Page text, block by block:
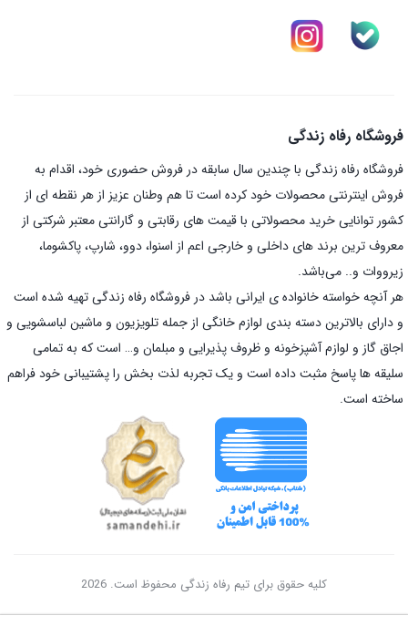
فروشگاه رفاه زندگی
فروشگاه رفاه زندگی با چندین سال سابقه در فروش حضوری خود، اقدام به
فروش اینترنتی محصولات خود کرده است تا هم وطنان عزیز از هر نقطه ای از
کشور توانایی خرید محصولاتی با قیمت های رقابتی و گارانتی معتبر شرکتی از
معروف ترین برند های داخلی و خارجی اعم از اسنوا، دوو، شارپ، پاکشوما،
زیرووات و.. می‌باشد.
هر آنچه خواسته خانواده ی ایرانی باشد در فروشگاه رفاه زندگی تهیه شده است
و دارای بالاترین دسته بندی لوازم خانگی از جمله تلویزیون و ماشین لباسشویی و
اجاق گاز و لوازم آشپزخونه و ظروف پذیرایی و مبلمان و… است که به تمامی
سلیقه ها پاسخ مثبت داده است و یک تجربه لذت بخش را پشتیبانی خود فراهم
ساخته است.
کلیه حقوق برای تیم رفاه زندگی محفوظ است. 2026